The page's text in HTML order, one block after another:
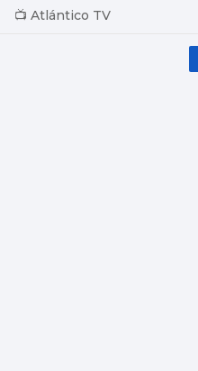
📺 Atlántico TV